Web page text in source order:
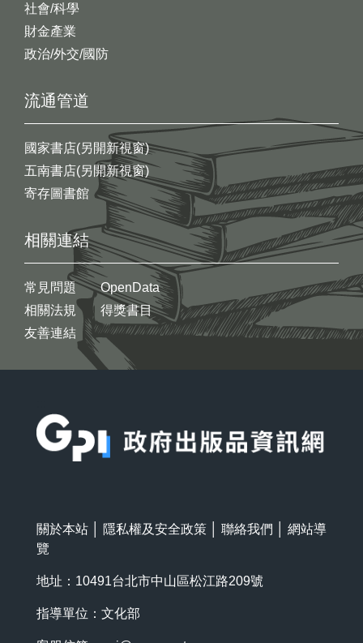
社會/科學
財金產業
政治/外交/國防
流通管道
國家書店(另開新視窗)
五南書店(另開新視窗)
寄存圖書館
相關連結
常見問題
相關法規
友善連結
OpenData
得獎書目
關於本站 隱私權及安全政策 聯絡我們
網站導
覽
地址：10491台北市中山區松江路209號
指導單位：文化部